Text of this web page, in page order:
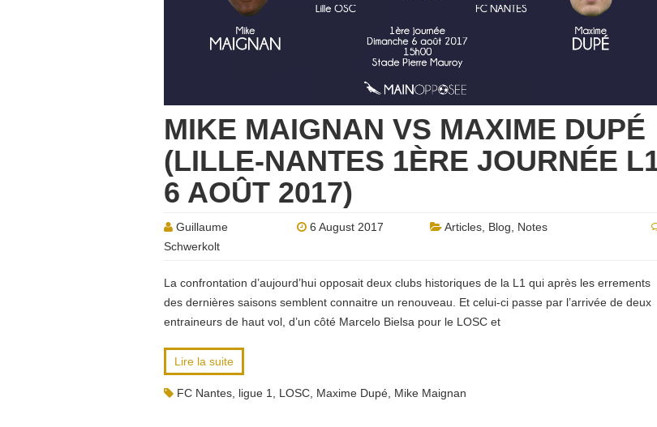
MIKE MAIGNAN VS MAXIME DUPÉ
(LILLE-NANTES 1ÈRE JOURNÉE
6 AOÛT 2017)
Guillaume
Schwerkolt
6 August 2017 Articles Blog Notes
La confrontation d’aujourd’hui opposait deux clubs historiques de la L1 qui après les errements
des dernières saisons semblent connaitre un renouveau. Et celui-ci passe par l’arrivée de deux
entraineurs de haut vol, d’un côté Marcelo Bielsa pour le LOSC et
Lire la suite
FC Nantes ligue 1 LOSC Maxime Dupé Mike Maignan